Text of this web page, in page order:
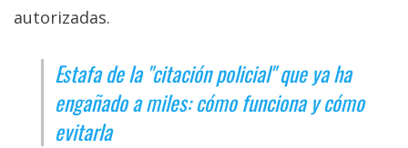
autorizadas.
Estafa de la "citación policial" que ya ha
engañado a miles: cómo funciona y cómo
evitarla